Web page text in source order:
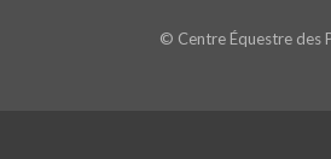
© Centre Équestre des